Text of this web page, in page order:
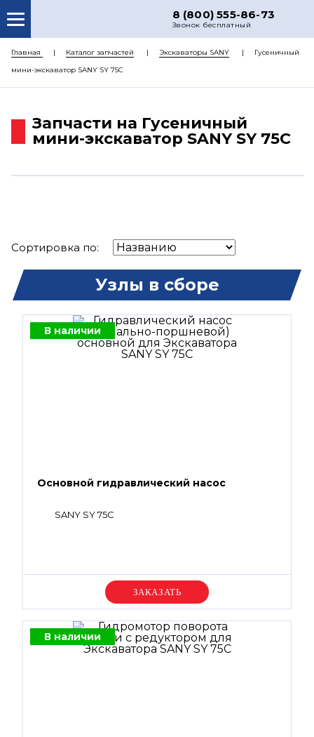
8 (800) 555-86-73
Звонок бесплатный
О НАС
КАТАЛОГ ЗАПЧАСТЕЙ
ДОСТАВКА
Главная Каталог запчастей Экскаваторы SANY
Гусеничный
мини-экскаватор SANY SY 75C
Запчасти на Гусеничный
мини-экскаватор SANY SY 75C
Сортировка по:
Узлы в сборе
В наличии
Основной гидравлический насос
SANY SY 75C
Уточняйте цену
В наличии